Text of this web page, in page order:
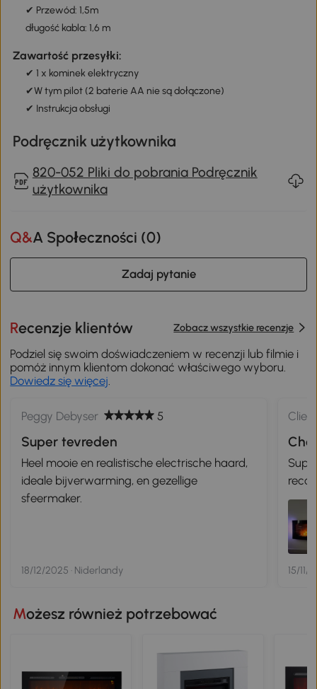
✔ Przewód: 1,5m
długość kabla: 1,6 m
Zawartość przesyłki:
✔ 1 x kominek elektryczny
✔W tym pilot (2 baterie AA nie są dołączone)
✔ Instrukcja obsługi
Podręcznik użytkownika
820-052 Pliki do pobrania Podręcznik
użytkownika
Q&A Społeczności (0)
Zadaj pytanie
Recenzje klientów Zobacz wszystkie recenzje
Podziel się swoim doświadczeniem w recenzji lub filmie i
pomóż innym klientom dokonać właściwego wyboru.
Dowiedz się więcej.
Peggy Debyser 5
Super tevreden
Heel mooie en realistische electrische haard,
ideale bijverwarming, en gezellige
sfeermaker.
18/12/2025 · Niderlandy 15/11/
Możesz również potrzebować